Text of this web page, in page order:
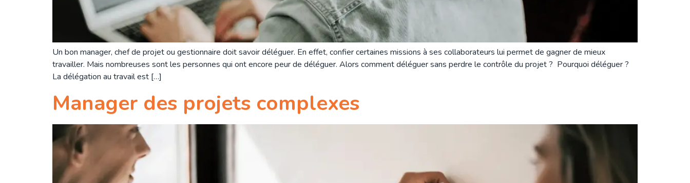
Un bon manager, chef de projet ou gestionnaire doit savoir déléguer. En effet, confier certaines missions à ses collaborateurs lui permet de gagner de mieux
travailler. Mais nombreuses sont les personnes qui ont encore peur de déléguer. Alors comment déléguer sans perdre le contrôle du projet ? Pourquoi déléguer ?
La délégation au travail est […]
Manager des projets complexes